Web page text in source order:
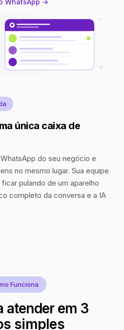
WhatsApp →
única caixa de
do seu negócio e
no mesmo lugar. Sua equipe
pulando de um aparelho
completo da conversa e a IA
Funciona
atender em 3
simples